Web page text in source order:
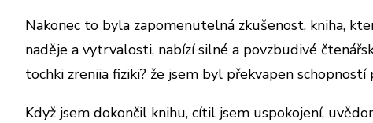
Nakonec to byla zapomenutelná zkušenost, kniha,
naděje a vytrvalosti, nabízí silné a povzbudivé
tochki zreniia fiziki? že jsem byl překvapen
Když jsem dokončil knihu, cítil jsem uspokojení,